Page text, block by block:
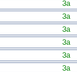
За
За
За
За
За
За